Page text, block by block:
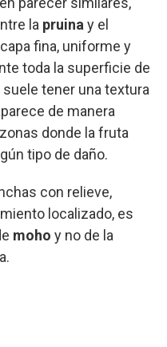
la pruina y el
fina, uniforme y
toda la superficie de
suele tener una textura
de manera
donde la fruta
tipo de daño.
con relieve,
localizado, es
moho y no de la